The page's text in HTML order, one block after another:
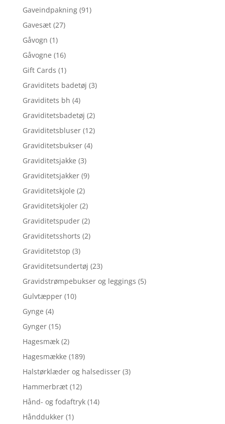
Gaveindpakning (91)
Gavesæt (27)
Gåvogn (1)
Gåvogne (16)
Gift Cards (1)
Graviditets badetøj (3)
Graviditets bh (4)
Graviditetsbadetøj (2)
Graviditetsbluser (12)
Graviditetsbukser (4)
Graviditetsjakke (3)
Graviditetsjakker (9)
Graviditetskjole (2)
Graviditetskjoler (2)
Graviditetspuder (2)
Graviditetsshorts (2)
Graviditetstop (3)
Graviditetsundertøj (23)
Gravidstrømpebukser og leggings (5)
Gulvtæpper (10)
Gynge (4)
Gynger (15)
Hagesmæk (2)
Hagesmække (189)
Halstørklæder og halsedisser (3)
Hammerbræt (12)
Hånd- og fodaftryk (14)
Hånddukker (1)